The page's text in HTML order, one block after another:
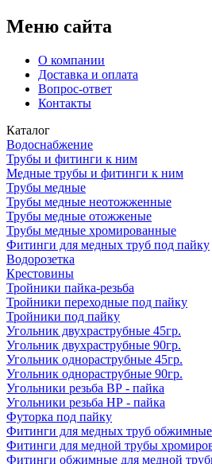
Меню сайта
О компании
Доставка и оплата
Вопрос-ответ
Контакты
Каталог
Водоснабжение
Трубы и фитинги к ним
Медные трубы и фитинги к ним
Трубы медные
Трубы медные неотожженные
Трубы медные отожженые
Трубы медные хромированные
Фитинги для медных труб под пайку
Водорозетка
Крестовины
Тройники пайка-резьба
Тройники переходные под пайку
Тройники под пайку
Угольник двухраструбные 45гр.
Угольник двухраструбные 90гр.
Угольник однораструбные 45гр.
Угольник однораструбные 90гр.
Угольники резьба ВР - пайка
Угольники резьба НР - пайка
Футорка под пайку
Фитинги для медных труб обжимные
Фитинги для медной трубы
Фитинги обжимные для медной